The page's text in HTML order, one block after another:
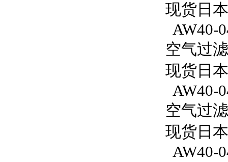
现货日
AW40-
空气过
现货日
AW40-
空气过
现货日
AW40-